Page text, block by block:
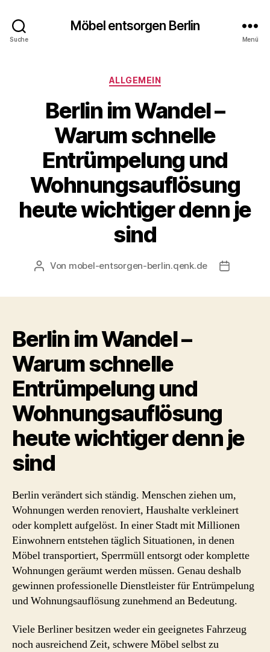
Suche
Möbel entsorgen Berlin
Menü
Kategorien
ALLGEMEIN
Berlin im Wandel –
Warum schnelle
Entrümpelung und
Wohnungsauflösung
heute wichtiger denn je
sind
Beitragsautor
Von mobel-entsorgen-berlin.qenk.de
Berlin im Wandel –
Warum schnelle
Entrümpelung und
Wohnungsauflösung
heute wichtiger denn je
sind
Berlin verändert sich ständig. Menschen ziehen um,
Wohnungen werden renoviert, Haushalte verkleinert
oder komplett aufgelöst. In einer Stadt mit Millionen
Einwohnern entstehen täglich Situationen, in denen
Möbel transportiert, Sperrmüll entsorgt oder komplette
Wohnungen geräumt werden müssen. Genau deshalb
gewinnen professionelle Dienstleister für Entrümpelung
und Wohnungsauflösung zunehmend an Bedeutung.
Viele Berliner besitzen weder ein geeignetes Fahrzeug
noch ausreichend Zeit, schwere Möbel selbst zu